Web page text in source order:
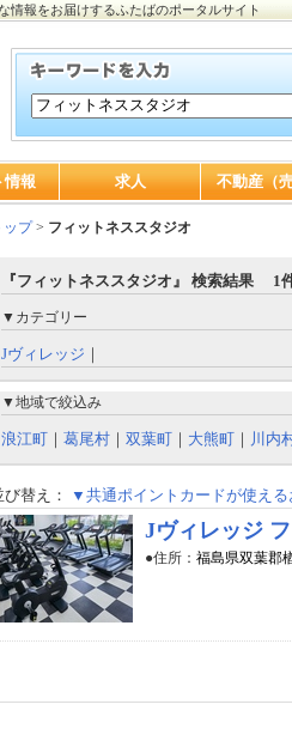
情報をお届けするふたばのポータルサイト
情報 求人 不動産（
ップ> フィットネススタジオ
『フィットネススタジオ』 検索結果 1
▼カテゴリー
Jヴィレッジ ｜
▼地域で絞込み
浪江町 ｜ 葛尾村 ｜ 双葉町 ｜ 大熊町 ｜ 川内
び替え： ▼共通ポイントカードが使える
Jヴィレッジ
●住所： 福島県双葉郡